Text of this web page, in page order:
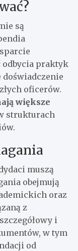
są
odbycia praktyk
oficerów.
większe
strukturach
muszą
obejmują
oraz
z
i
w tym
od